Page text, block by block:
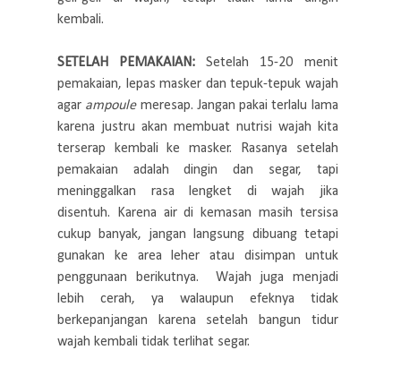
kembali.
SETELAH PEMAKAIAN:Setelah 15-20 menit
pemakaian, lepas masker dan tepuk-tepuk wajah
agar ampoule meresap. Jangan pakai terlalu lama
karena justru akan membuat nutrisi wajah kita
terserap kembali ke masker. Rasanya setelah
pemakaian adalah dingin dan segar, tapi
meninggalkan rasa lengket di wajah jika
disentuh. Karena air di kemasan masih tersisa
cukup banyak, jangan langsung dibuang tetapi
gunakan ke area leher atau disimpan untuk
penggunaan berikutnya. Wajah juga menjadi
lebih cerah, ya walaupun efeknya tidak
berkepanjangan karena setelah bangun tidur
wajah kembali tidak terlihat segar.